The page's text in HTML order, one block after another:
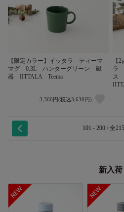
【限定カラー】イッタラ ティーマ
マグ 0.3L ハンターグリーン 磁
器 IITTALA Teema
3,300円(税込3,630円)
【
ラ
ス
101 - 200 / 全
新入荷